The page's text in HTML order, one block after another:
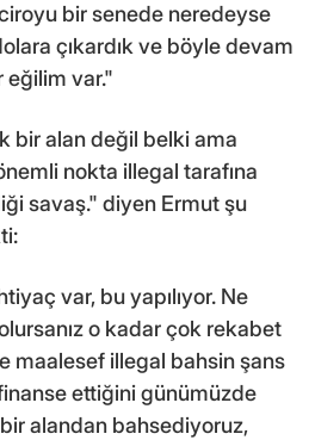
bir senede neredeyse
çıkardık ve böyle devam
var."
bir alan değil belki ama
nokta illegal tarafına
savaş." diyen Ermut şu
var, bu yapılıyor. Ne
o kadar çok rekabet
maalesef illegal bahsin şans
ettiğini günümüzde
alandan bahsediyoruz,